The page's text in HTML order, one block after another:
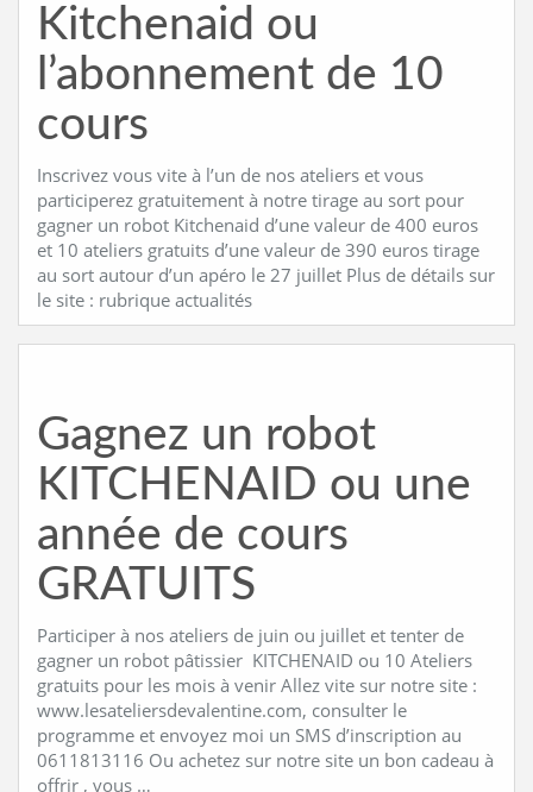
Kitchenaid ou
l’abonnement de 10
cours
Inscrivez vous vite à l’un de nos ateliers et vous
participerez gratuitement à notre tirage au sort pour
gagner un robot Kitchenaid d’une valeur de 400 euros
et 10 ateliers gratuits d’une valeur de 390 euros tirage
au sort autour d’un apéro le 27 juillet Plus de détails sur
le site : rubrique actualités
Gagnez un robot
KITCHENAID ou une
année de cours
GRATUITS
Participer à nos ateliers de juin ou juillet et tenter de
gagner un robot pâtissier KITCHENAID ou 10 Ateliers
gratuits pour les mois à venir Allez vite sur notre site :
www.lesateliersdevalentine.com, consulter le
programme et envoyez moi un SMS d’inscription au
0611813116 Ou achetez sur notre site un bon cadeau à
offrir , vous …